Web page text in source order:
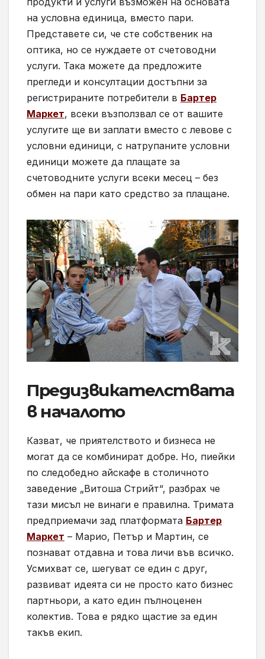
на условна единица, вместо пари.
Представете си, че сте собственик на
оптика, но се нуждаете от счетоводни
услуги. Така можете да предложите
прегледи и консултации достъпни за
регистрираните потребители в Бартер
Маркет, всеки възползвал се от вашите
услугите ще ви заплати вместо с левове с
условни единици, с натрупаните условни
единици можете да плащате за
счетоводните услуги всеки месец – без
обмен на пари като средство за плащане.
Предизвикателствата
в началото
Казват, че приятелството и бизнеса не
могат да се комбинират добре. Но, пиейки
по следобедно айскафе в столичното
заведение „Витоша Стрийт“, разбрах че
тази мисъл не винаги е правилна. Тримата
предприемачи зад платформата Бартер
Маркет – Марио, Петър и Мартин, се
познават отдавна и това личи във всичко.
Усмихват се, шегуват се един с друг,
развиват идеята си не просто като бизнес
партньори, а като един пълноценен
колектив. Това е рядко щастие за един
такъв екип.